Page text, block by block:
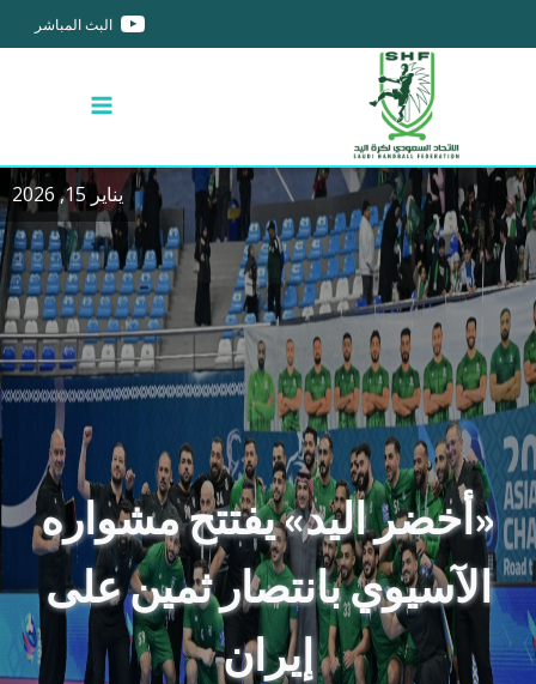
البث المباشر
يناير 15, 2026
«أخضر اليد» يفتتح مشواره
الآسيوي بانتصار ثمين على
إيران